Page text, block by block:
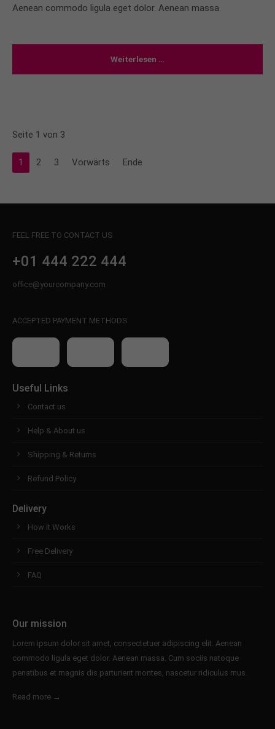
Aenean commodo ligula eget dolor. Aenean massa.
Weiterlesen …
Seite 1 von 3
1 2 3 Vorwärts Ende
FEEL FREE TO CONTACT US
+01 444 222 444
office@yourcompany.com
ACCEPTED PAYMENT METHODS
Useful Links
Contact us
Help & About us
Shipping & Returns
Refund Policy
Delivery
How it Works
Free Delivery
FAQ
Our mission
Lorem ipsum dolor sit amet, consectetuer adipiscing elit. Aenean
commodo ligula eget dolor. Aenean massa. Cum sociis natoque
penatibus et magnis dis parturient montes, nascetur ridiculus mus.
Read more →